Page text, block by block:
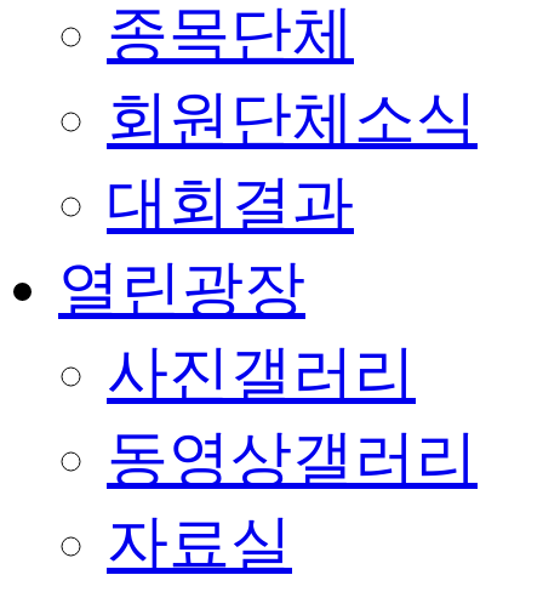
종목단체
회원단체소식
대회결과
열린광장
사진갤러리
동영상갤러리
자료실